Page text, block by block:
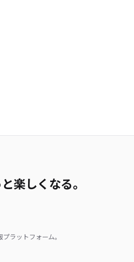
楽しくなる。
ラットフォーム。